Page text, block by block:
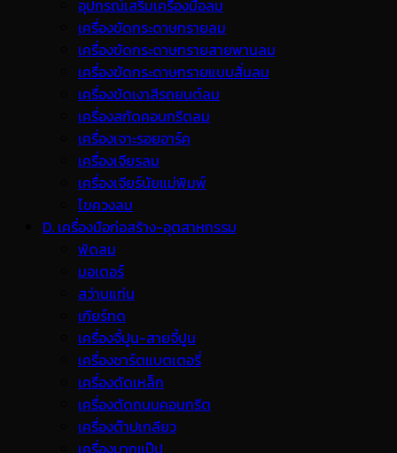
อุปกรณ์เสริมเครื่องมือลม
เครื่องขัดกระดาษทรายลม
เครื่องขัดกระดาษทรายสายพานลม
เครื่องขัดกระดาษทรายแบบสั่นลม
เครื่องขัดเงาสีรถยนต์ลม
เครื่องสกัดคอนกรีตลม
เครื่องเจาะรอยอาร์ค
เครื่องเจียรลม
เครื่องเจียร์นัยแม่พิมพ์
ไขควงลม
D. เครื่องมือก่อสร้าง-อุตสาหกรรม
พ้ดลม
มอเตอร์
สว่านแท่น
เกียร์ทด
เครื่องจี้ปูน-สายจี้ปูน
เครื่องชาร์ตแบตเตอรี่
เครื่องดัดเหล็ก
เครื่องตัดถนนคอนกรีต
เครื่องต๊าปเกลียว
เครื่องบากแป๊ป